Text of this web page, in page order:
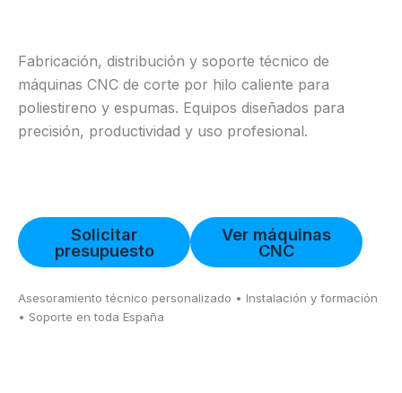
Fabricación, distribución y soporte técnico de
máquinas CNC de corte por hilo caliente para
poliestireno y espumas. Equipos diseñados para
precisión, productividad y uso profesional.
Solicitar
presupuesto
Ver máquinas
CNC
Asesoramiento técnico personalizado • Instalación y formación
• Soporte en toda España